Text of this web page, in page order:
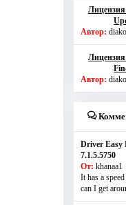
Автор:
Автор:
Driver Easy
7.1.5.5750
От: khanaa1
It has a
can I get